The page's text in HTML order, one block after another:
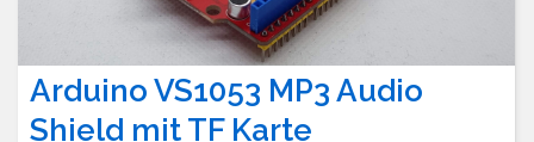
Arduino VS1053 MP3 Audio
Shield mit TF Karte